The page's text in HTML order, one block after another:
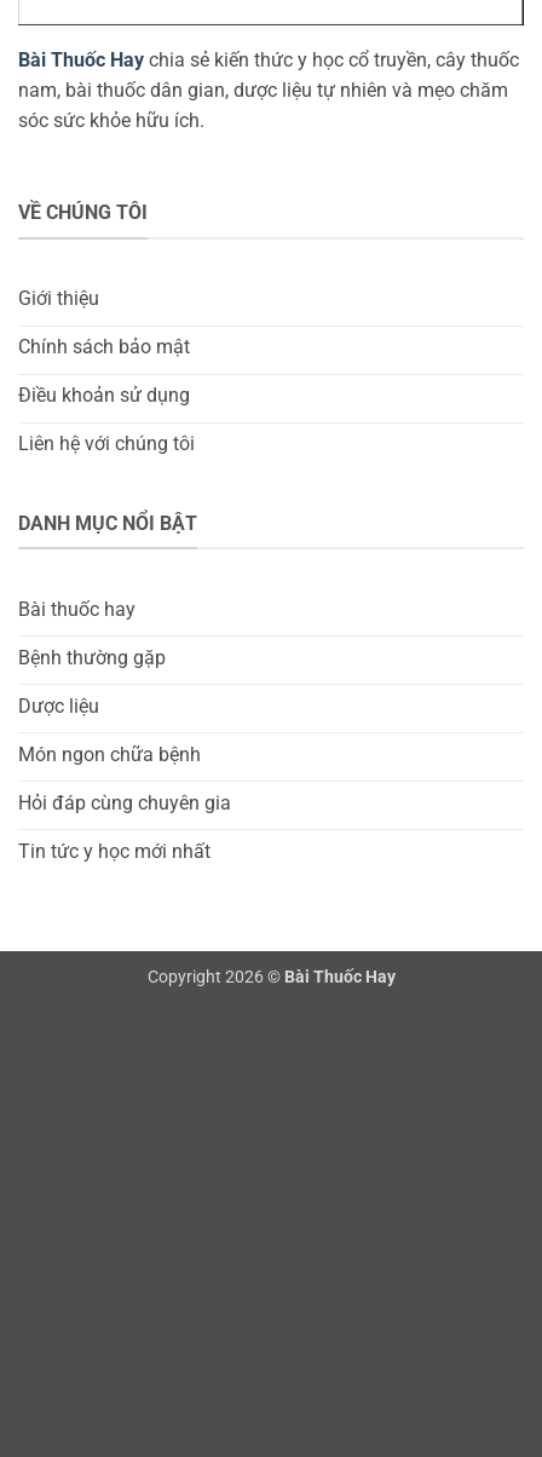
Bài Thuốc Hay chia sẻ kiến thức y học cổ truyền, cây thuốc
nam, bài thuốc dân gian, dược liệu tự nhiên và mẹo chăm
sóc sức khỏe hữu ích.
VỀ CHÚNG TÔI
Giới thiệu
Chính sách bảo mật
Điều khoản sử dụng
Liên hệ với chúng tôi
DANH MỤC NỔI BẬT
Bài thuốc hay
Bệnh thường gặp
Dược liệu
Món ngon chữa bệnh
Hỏi đáp cùng chuyên gia
Tin tức y học mới nhất
Copyright 2026 © Bài Thuốc Hay